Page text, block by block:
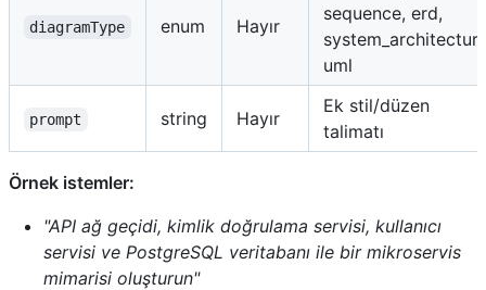
diagramType enum Hayır
sequence, erd,
uml
prompt string Hayır
Ek stil/düzen
talimatı
Örnek istemler:
"API ağ geçidi, kimlik doğrulama servisi, kullanıcı
servisi ve PostgreSQL veritabanı ile bir mikroservis
mimarisi oluşturun"